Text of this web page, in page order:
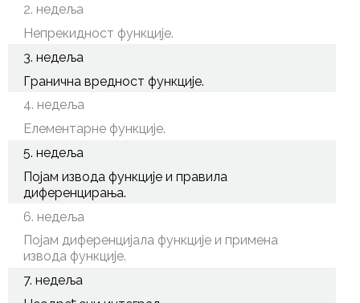
2. недеља
Непрекидност функције.
3. недеља
Гранична вредност функције.
4. недеља
Елементарне функције.
5. недеља
Појам извода функције и правила
диференцирања.
6. недеља
Појам диференцијала функције и примена
извода функције.
7. недеља